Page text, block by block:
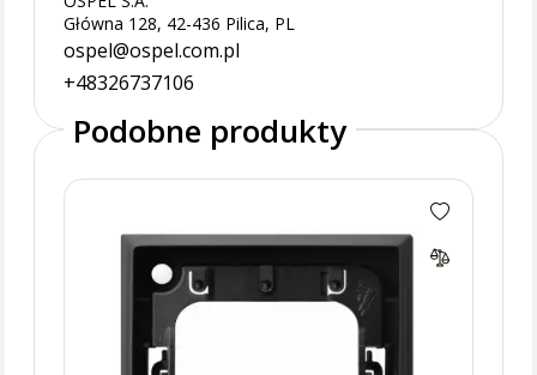
Główna 128, 42-436 Pilica, PL
ospel@ospel.com.pl
+48326737106
Podobne produkty